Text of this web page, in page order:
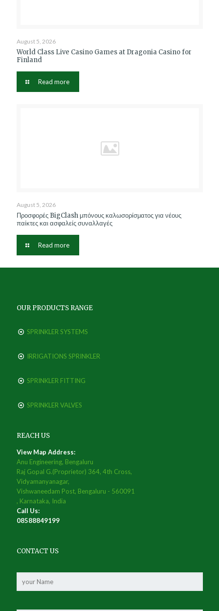
August 5, 2026
World Class Live Casino Games at Dragonia Casino for
Finland
Read more
August 5, 2026
Προσφορές BigClash μπόνους καλωσορίσματος για νέους
παίκτες και ασφαλείς συναλλαγές
Read more
OUR PRODUCTS RANGE
SPRINKLER SYSTEMS
IRRIGATIONS SPRINKLER
SPRINKLER FITTING
SPRINKLER VALVES
REACH US
View Map Address:
Anu Engineering, Bengaluru
Raj Gopal G.(Proprietor) 364, 4th Cross,
Vidyamanyanagar,
Vishwaneedam Post, Bengaluru - 560091
, Karnataka, India
Call Us:
08588849199
CONTACT US